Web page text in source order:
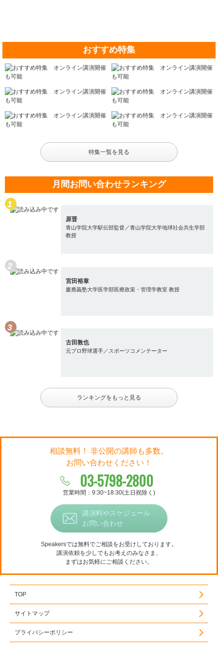
おすすめ特集
特集一覧を見る
月間お問い合わせランキング
原晋
青山学院大学駅伝部監督／青山学院大学地球社会共生学部
教授
宮田裕章
慶應義塾大学医学部医療政策・管理学教室 教授
古田敦也
元プロ野球選手／スポーツコメンテーター
ランキングをもっと見る
相談無料！ 非公開の講師も多数。
お問い合わせください！
03-5798-2800
営業時間：9:30~18:30(土日祝除く)
講演料やスケジュール
お問い合わせ
Speakersでは無料でご相談をお受けしております。
講演依頼を少しでもお考えのみなさま、
まずはお気軽にご相談ください。
TOP
サイトマップ
プライバシーポリシー